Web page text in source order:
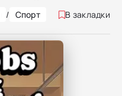
/ Спорт В закладки